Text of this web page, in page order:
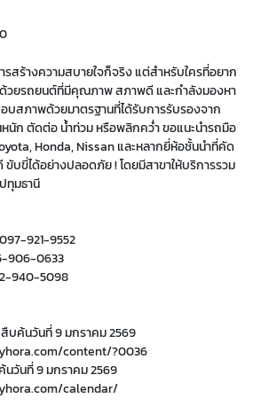
สร้างความสบายใจก็จริง แต่สำหรับใครที่อยาก
ด้วยรถยนต์ที่มีคุณภาพ สภาพดี และกำลังมองหา
สภาพด้วยมาตรฐานที่ได้รับการรับรองจาก
นัก ตัดต่อ น้ำท่วม หรือพลิกคว่ำ ขอแนะนำรถมือ
, Honda, Nissan และหลากยี่ห้อชั้นนำที่คัด
ขับขี่ได้อย่างปลอดภัย ! โดยมีสาขาให้บริการรวม
ทุมธานี
097-921-9552
906-0633
940-5098
บค้นวันที่ 9 มกราคม 2569
content/?0036
วันที่ 9 มกราคม 2569
calendar/